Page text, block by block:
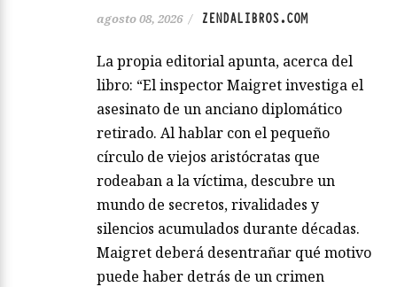
agosto 08, 2026 / ZENDALIBROS.COM
La propia editorial apunta, acerca del
libro: “El inspector Maigret investiga el
asesinato de un anciano diplomático
retirado. Al hablar con el pequeño
círculo de viejos aristócratas que
rodeaban a la víctima, descubre un
mundo de secretos, rivalidades y
silencios acumulados durante décadas.
Maigret deberá desentrañar qué motivo
puede haber detrás de un crimen